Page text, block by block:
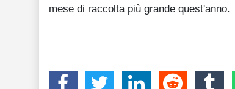
mese di raccolta più grande quest'anno.